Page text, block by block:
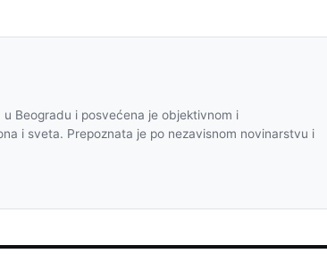
Beogradu i posvećena je objektivnom i
i sveta. Prepoznata je po nezavisnom novinarstvu i